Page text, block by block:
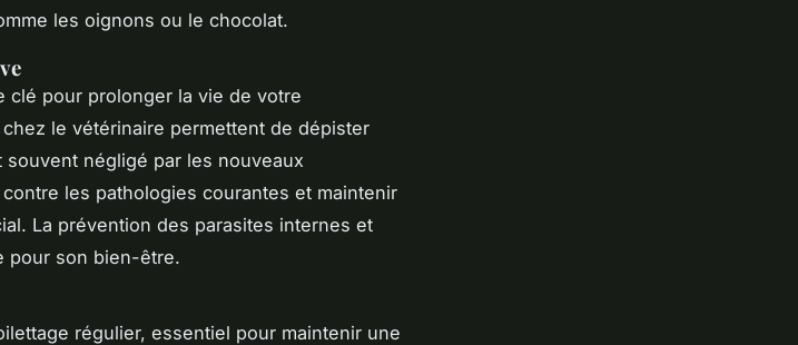
les oignons ou le chocolat.
clé pour prolonger la vie de votre
le vétérinaire permettent de dépister
négligé par les nouveaux
les pathologies courantes et maintenir
La prévention des parasites internes et
pour son bien-être.
régulier, essentiel pour maintenir une